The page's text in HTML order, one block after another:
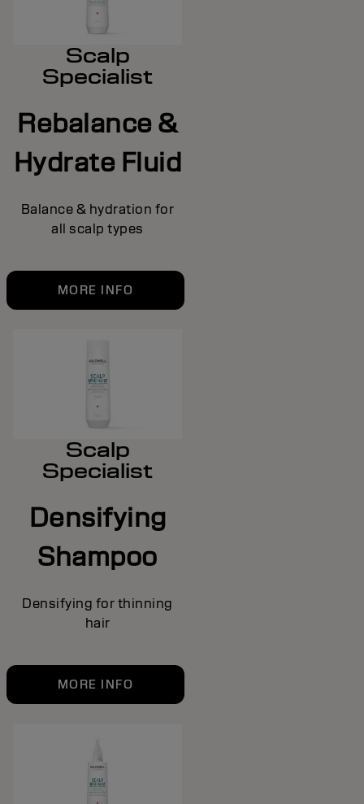
Scalp
Specialist
Rebalance &
Hydrate Fluid
Balance & hydration for
all scalp types
MORE INFO
Scalp
Specialist
Densifying
Shampoo
Densifying for thinning
hair
MORE INFO